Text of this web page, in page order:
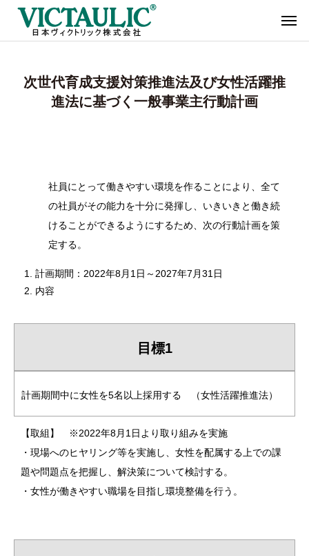
次世代育成支援対策推進法及び女性活躍推
進法に基づく一般事業主行動計画
社員にとって働きやすい環境を作ることにより、全て
の社員がその能力を十分に発揮し、いきいきと働き続
けることができるようにするため、次の行動計画を策
定する。
計画期間：2022年8月1日～2027年7月31日
内容
目標1
計画期間中に女性を5名以上採用する （女性活躍推進法）
【取組】 ※2022年8月1日より取り組みを実施
・現場へのヒヤリング等を実施し、女性を配属する上での課
題や問題点を把握し、解決策について検討する。
・女性が働きやすい職場を目指し環境整備を行う。